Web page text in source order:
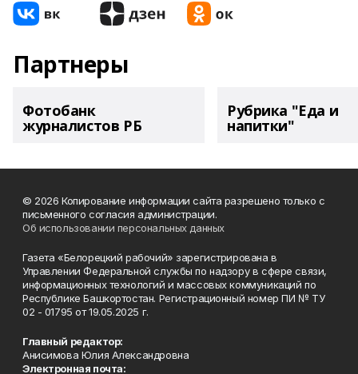
Партнеры
Фотобанк
журналистов РБ
Рубрика "Еда и
напитки"
© 2026 Копирование информации сайта разрешено только с
письменного согласия администрации.
Об использовании персональных данных
Газета «Белорецкий рабочий» зарегистрирована в
Управлении Федеральной службы по надзору в сфере связи,
информационных технологий и массовых коммуникаций по
Республике Башкортостан. Регистрационный номер ПИ № ТУ
02 - 01795 от 19.05.2025 г.
Главный редактор:
Анисимова Юлия Александровна
Электронная почта: